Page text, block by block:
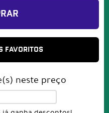
FAVORITOS
neste preço